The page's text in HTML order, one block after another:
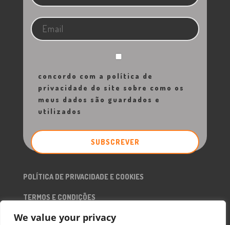
We value your privacy
concordo com a política de
privacidade do site sobre como os
meus dados são guardados e
utilizados
POLÍTICA DE PRIVACIDADE E COOKIES
TERMOS E CONDIÇÕES
RGPD